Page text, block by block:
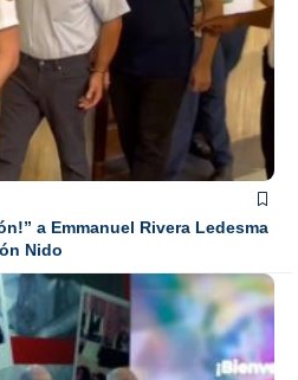
a Emmanuel Rivera Ledesma
Nido